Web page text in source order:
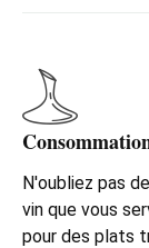
N'oubliez pas
vin que vous
pour des plats